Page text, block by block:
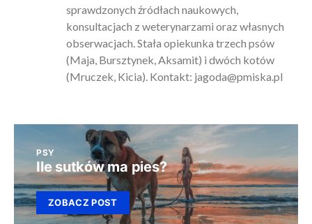
sprawdzonych źródłach naukowych,
konsultacjach z weterynarzami oraz własnych
obserwacjach. Stała opiekunka trzech psów
(Maja, Bursztynek, Aksamit) i dwóch kotów
(Mruczek, Kicia). Kontakt: jagoda@pmiska.pl
PSY
Ile sutków ma pies?
ZOBACZ POST